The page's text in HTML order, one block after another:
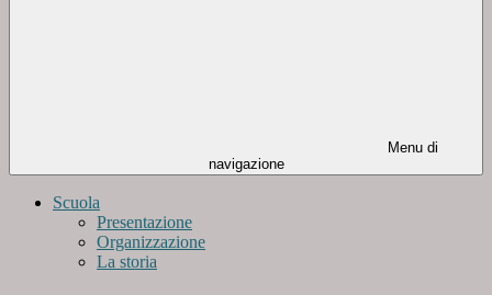
Menu di
navigazione
Scuola
Presentazione
Organizzazione
La storia